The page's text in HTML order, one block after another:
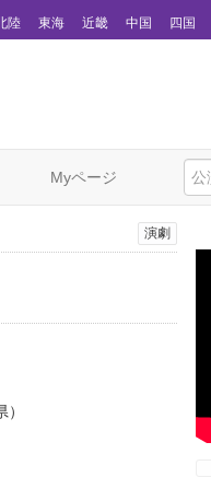
陸 東海 近畿 中国 四国
Myページ
演劇
）